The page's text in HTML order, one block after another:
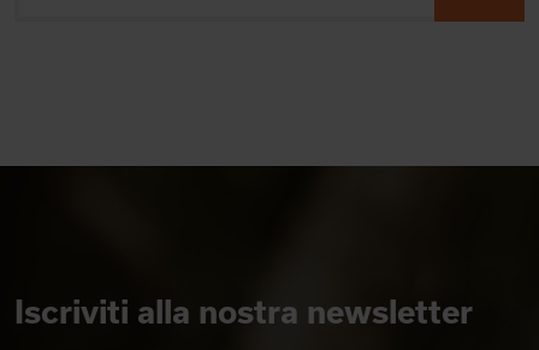
Iscriviti alla nostra newsletter